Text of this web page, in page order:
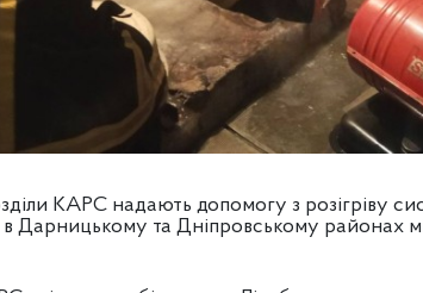
КАРС надають допомогу з розігріву
Дарницькому та Дніпровському районах